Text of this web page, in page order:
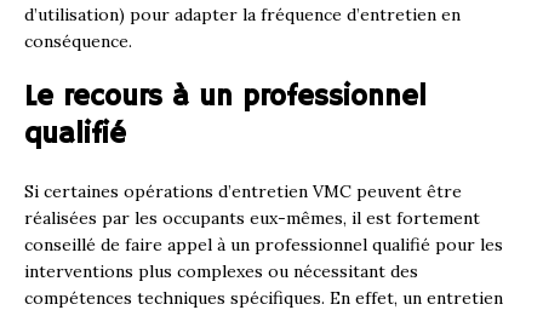
d’utilisation) pour adapter la fréquence d’entretien en
conséquence.
Le recours à un professionnel
qualifié
Si certaines opérations d’entretien VMC peuvent être
réalisées par les occupants eux-mêmes, il est fortement
conseillé de faire appel à un professionnel qualifié pour les
interventions plus complexes ou nécessitant des
compétences techniques spécifiques. En effet, un entretien